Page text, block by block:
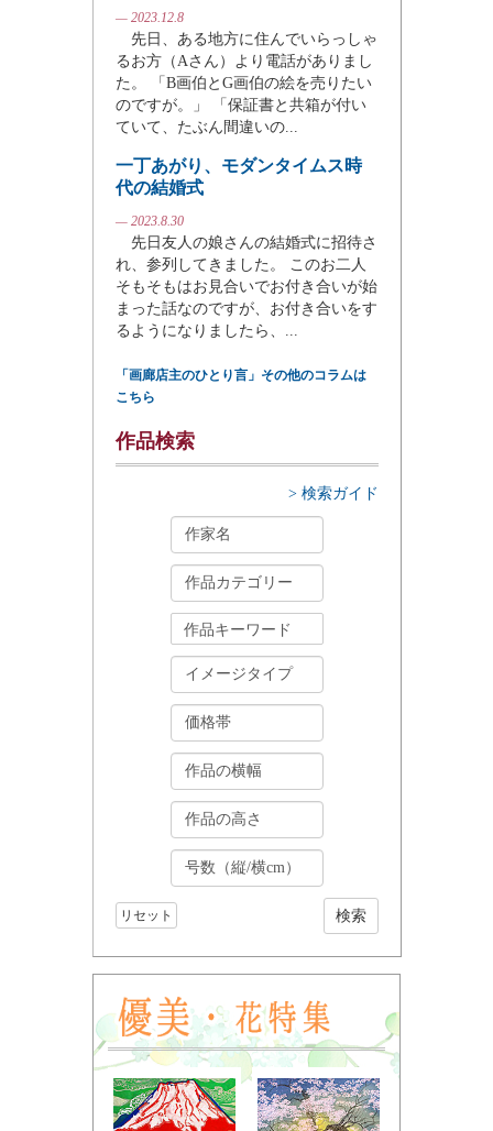
— 2023.12.8
先日、ある地方に住んでいらっしゃ
るお方（Aさん）より電話がありまし
た。 「B画伯とG画伯の絵を売りたい
のですが。」 「保証書と共箱が付い
ていて、たぶん間違いの...
一丁あがり、モダンタイムス時
代の結婚式
— 2023.8.30
先日友人の娘さんの結婚式に招待さ
れ、参列してきました。 このお二人
そもそもはお見合いでお付き合いが始
まった話なのですが、お付き合いをす
るようになりましたら、...
「画廊店主のひとり言」その他のコラムは
こちら
作品検索
> 検索ガイド
リセット